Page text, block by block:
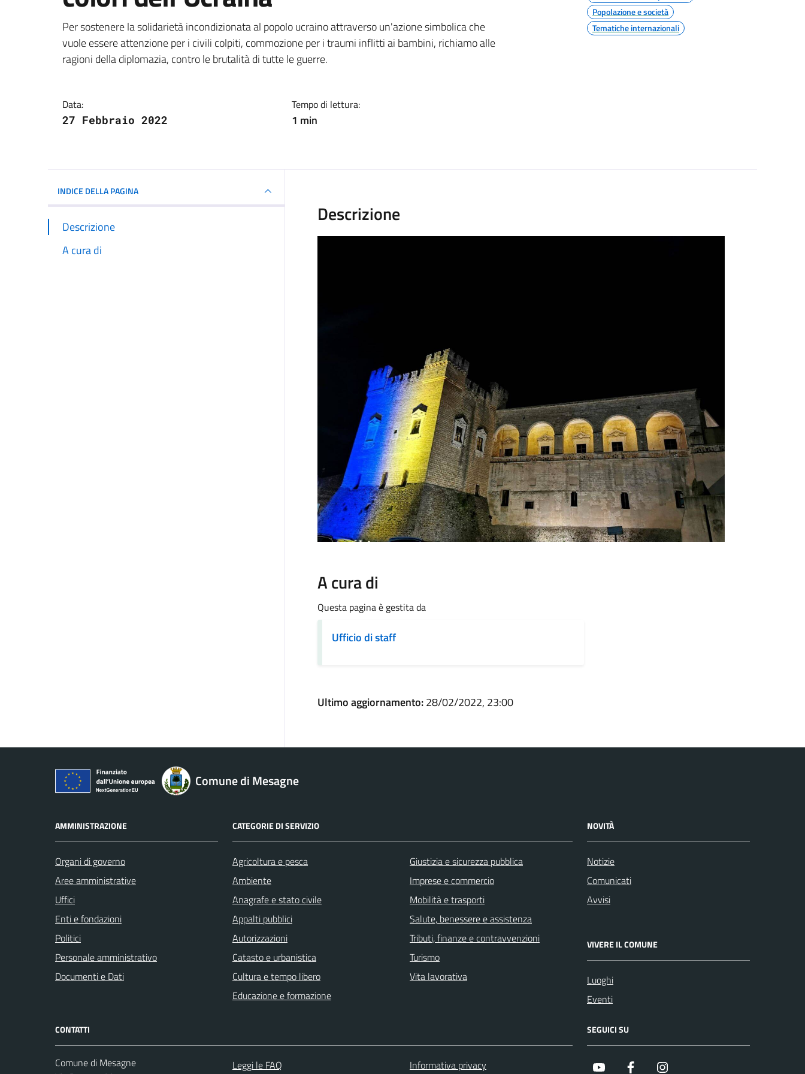
Dettagli della notizia
Per sostenere la solidarietà incondizionata al popolo ucraino attraverso un'azione simbolica che
vuole essere attenzione per i civili colpiti, commozione per i traumi inflitti ai bambini, richiamo alle
ragioni della diplomazia, contro le brutalità di tutte le guerre.
Data:
27 Febbraio 2022
Tempo di lettura:
1 min
Popolazione e società
Tematiche internazionali
INDICE DELLA PAGINA
Descrizione
A cura di
Descrizione
A cura di
Questa pagina è gestita da
Ufficio di staff
Ultimo aggiornamento:28/02/2022, 23:00
Comune di Mesagne
AMMINISTRAZIONE
Organi di governo
Aree amministrative
Uffici
Enti e fondazioni
Politici
Personale amministrativo
Documenti e Dati
CATEGORIE DI SERVIZIO
Agricoltura e pesca
Ambiente
Anagrafe e stato civile
Appalti pubblici
Autorizzazioni
Catasto e urbanistica
Cultura e tempo libero
Educazione e formazione
Giustizia e sicurezza pubblica
Imprese e commercio
Mobilità e trasporti
Salute, benessere e assistenza
Tributi, finanze e contravvenzioni
Turismo
Vita lavorativa
NOVITÀ
Notizie
Comunicati
Avvisi
VIVERE IL COMUNE
Luoghi
Eventi
CONTATTI
Comune di Mesagne
Leggi le FAQ Informativa privacy
SEGUICI SU
Youtube Facebook